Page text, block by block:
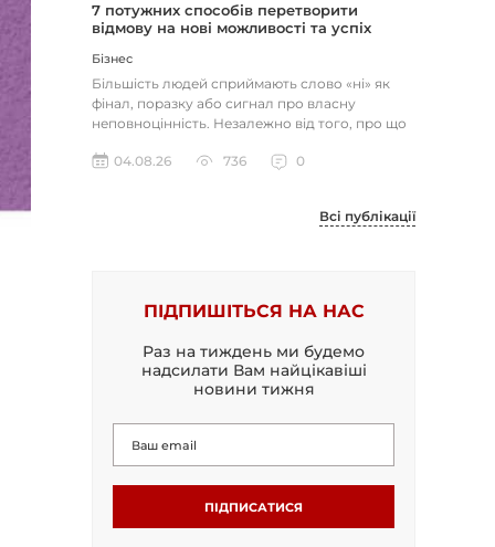
7 потужних способів перетворити
відмову на нові можливості та успіх
Бізнес
Більшість людей сприймають слово «ні» як
фінал, поразку або сигнал про власну
неповноцінність. Незалежно від того, про що
04.08.26
736 0
Всі публікації
ПІДПИШІТЬСЯ НА НАС
Раз на тиждень ми будемо
надсилати Вам найцікавіші
новини тижня
ПІДПИСАТИСЯ